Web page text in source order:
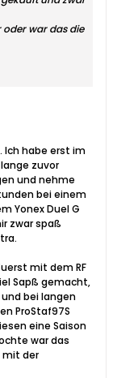
oder war das die
Ich habe erst im
zuvor
und nehme
bei einem
Yonex Duel G
zwar spaß
mit dem RF
Sapß gemacht,
bei langen
ProStaf97S
eine Saison
war das
mit der